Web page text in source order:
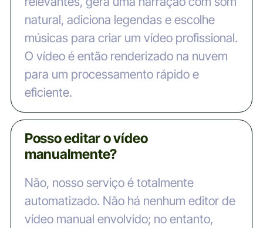
natural, adiciona legendas e escolhe
músicas para criar um vídeo profissional.
O vídeo é então renderizado na nuvem
para um processamento rápido e
eficiente.
Posso editar o vídeo
manualmente?
Não, nosso serviço é totalmente
automatizado. Não há nenhum editor de
vídeo manual envolvido; no entanto,